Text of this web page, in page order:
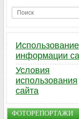
Использование
информации
Условия
использования
сайта
ФОТОРЕПОРТАЖИ